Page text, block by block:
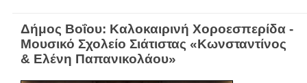
Δήμος Βοΐου: Καλοκαιρινή Χοροεσπερίδα -
Μουσικό Σχολείο Σιάτιστας «Κωνσταντίνος
& Ελένη Παπανικολάου»